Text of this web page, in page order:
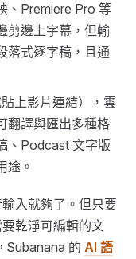
、Premiere Pro 等
剪邊上字幕，但輸
落式逐字稿，且通
貼上影片連結），雲
翻譯與匯出多種格
、Podcast 文字版
途。
入就夠了。但只要
乾淨可編輯的文
Subanana 的 AI 語